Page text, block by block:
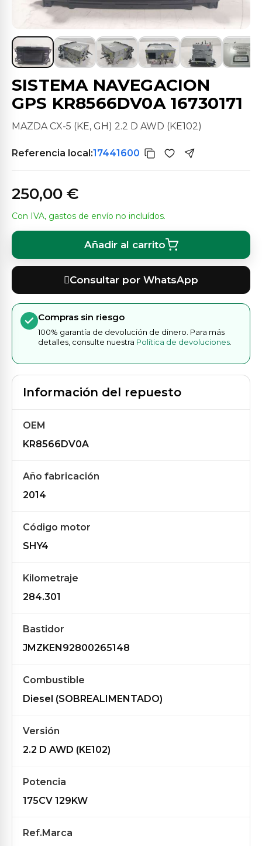
SISTEMA NAVEGACION
GPS KR8566DV0A 16730171
MAZDA CX-5 (KE, GH) 2.2 D AWD (KE102)
Referencia local:17441600
250,00 €
Con IVA, gastos de envío no incluídos.
Añadir al carrito
Consultar por WhatsApp
Compras sin riesgo
100% garantía de devolución de dinero. Para más
detalles, consulte nuestra Política de devoluciones
Información del repuesto
OEM
KR8566DV0A
Año fabricación
2014
Código motor
SHY4
Kilometraje
284.301
Bastidor
JMZKEN92800265148
Combustible
Diesel (SOBREALIMENTADO)
Versión
2.2 D AWD (KE102)
Potencia
175CV 129KW
Ref.Marca